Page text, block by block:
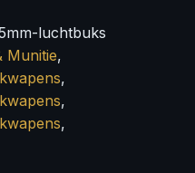
luchtbuks
Munitie,
,
,
,